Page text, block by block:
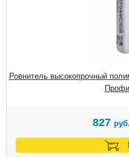
Ровнитель высокопрочный
827 руб.